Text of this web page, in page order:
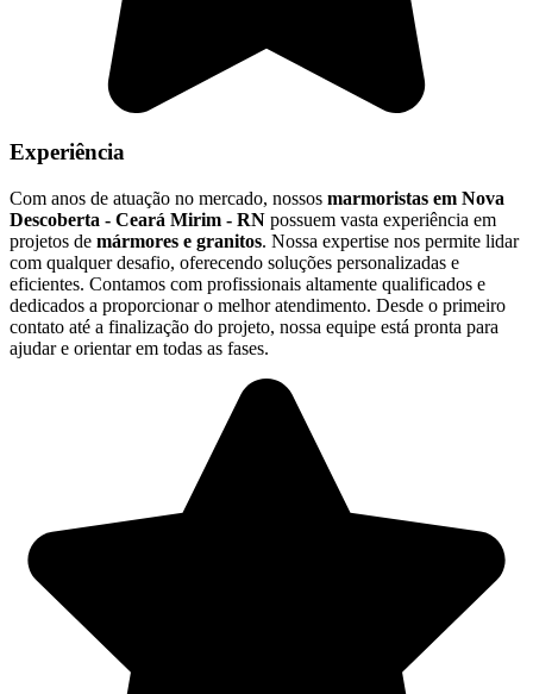
Experiência
Com anos de atuação no mercado, nossos marmoristas em Nova
Descoberta - Ceará Mirim - RN possuem vasta experiência em
projetos de mármores e granitos. Nossa expertise nos permite lidar
com qualquer desafio, oferecendo soluções personalizadas e
eficientes. Contamos com profissionais altamente qualificados e
dedicados a proporcionar o melhor atendimento. Desde o primeiro
contato até a finalização do projeto, nossa equipe está pronta para
ajudar e orientar em todas as fases.